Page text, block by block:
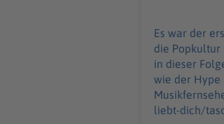
Es war der
die
in dieser
wie der Hype hinter den Kulissen
liebt-dich/taschenbuch/9783548069906